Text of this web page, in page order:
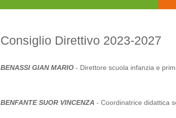
Consiglio Direttivo 2023-2027
BENASSI GIAN MARIO - Direttore scuola infanzia e
BENFANTE SUOR VINCENZA - Coordinatrice didattica